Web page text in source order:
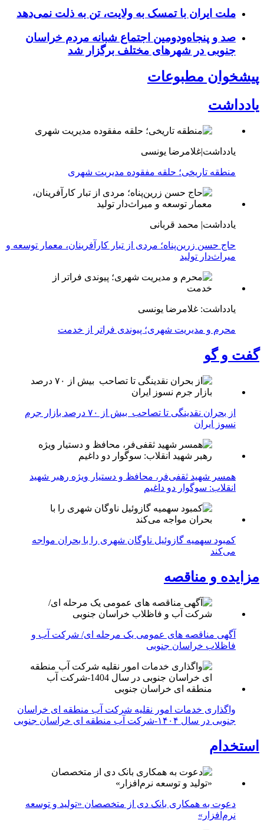
ملت ایران با تمسک به ولایت، تن به ذلت نمی‌دهد
صد و پنجاه‌ودومین اجتماع شبانه مردم خراسان
جنوبی در شهرهای مختلف برگزار شد
پیشخوان مطبوعات
یادداشت
یادداشت|غلامرضا یونسی
منطقه تاریخی؛ حلقه مفقوده مدیریت شهری
یادداشت| محمد قربانی
حاج حسن زرین‌پناه؛ مردی از تبار کارآفرینان، معمار توسعه و
میراث‌دار تولید
یادداشت: غلامرضا یونسی
محرم و مدیریت شهری؛ پیوندی فراتر از خدمت
گفت و گو
از بحران نقدینگی تا تصاحب بیش از ۷۰ درصد بازار جرم
نسوز ایران
همسر شهید ثقفی‌فر، محافظ و دستیار ویژه رهبر شهید
انقلاب: سوگوار دو داغیم
کمبود سهمیه گازوئیل ناوگان شهری را با بحران مواجه
می‌کند
مزایده و مناقصه
آگهی مناقصه های عمومی یک مرحله ای/ شرکت آب و
فاظلاب خراسان جنوبی
واگذاری خدمات امور نقلیه شرکت آب منطقه ای خراسان
جنوبی در سال ۱۴۰۴-شرکت آب منطقه ای خراسان جنوبی
استخدام
دعوت به همکاری بانک دی از متخصصان «تولید و توسعه
نرم‌افزار»